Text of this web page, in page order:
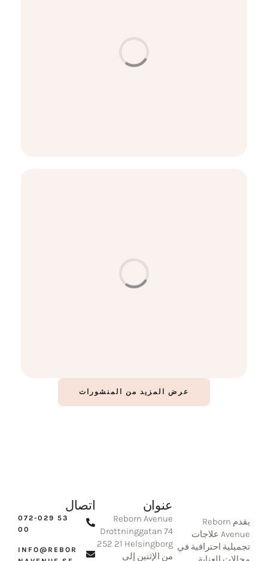
عرض المزيد من المنشورات
يقدم Reborn
Avenue علاجات
تجميلية احترافية في
عنوان
Reborn Avenue
Drottninggatan 74
‪252 21 Helsingborg‬
اتصال
‪072-029 53
00‬
INFO@REBOR